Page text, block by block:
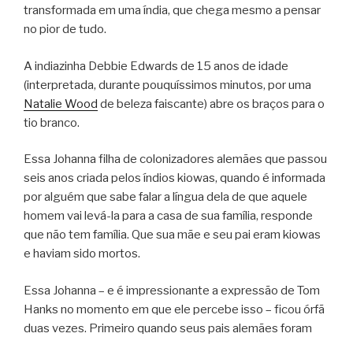
transformada em uma índia, que chega mesmo a pensar
no pior de tudo.
A indiazinha Debbie Edwards de 15 anos de idade
(interpretada, durante pouquíssimos minutos, por uma
Natalie Wood de beleza faiscante) abre os braços para o
tio branco.
Essa Johanna filha de colonizadores alemães que passou
seis anos criada pelos índios kiowas, quando é informada
por alguém que sabe falar a língua dela de que aquele
homem vai levá-la para a casa de sua família, responde
que não tem família. Que sua mãe e seu pai eram kiowas
e haviam sido mortos.
Essa Johanna – e é impressionante a expressão de Tom
Hanks no momento em que ele percebe isso – ficou órfã
duas vezes. Primeiro quando seus pais alemães foram